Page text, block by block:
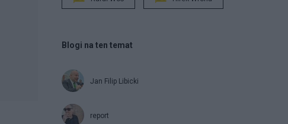
Blogi na ten temat
Jan Filip Libicki
report